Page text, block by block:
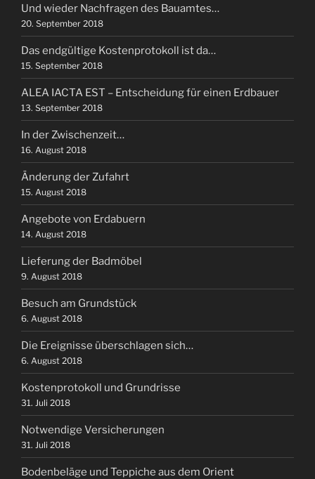
Und wieder Nachfragen des Bauamtes…
20. September 2018
Das endgültige Kostenprotokoll ist da…
15. September 2018
ALEA IACTA EST – Entscheidung für einen Erdbauer
13. September 2018
In der Zwischenzeit…
16. August 2018
Änderung der Zufahrt
15. August 2018
Angebote von Erdabuern
14. August 2018
Lieferung der Badmöbel
9. August 2018
Besuch am Grundstück
6. August 2018
Die Ereignisse überschlagen sich…
6. August 2018
Kostenprotokoll und Grundrisse
31. Juli 2018
Notwendige Versicherungen
31. Juli 2018
Bodenbeläge und Teppiche aus dem Orient